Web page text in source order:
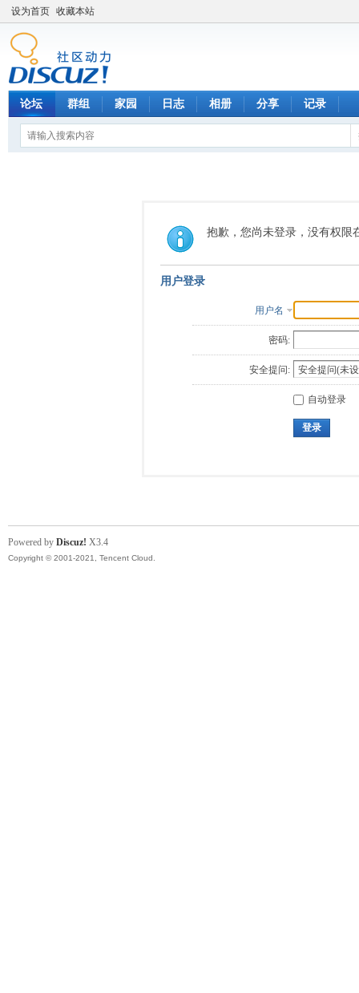
设为首页 收藏本站
论坛 群组 家园 日志 相册 分享 记录
抱歉，您尚未登录，没有权限
用户登录
用户名
密码:
安全提问:
自动登录
登录
Powered by Discuz! X3.4
Copyright © 2001-2021, Tencent Cloud.